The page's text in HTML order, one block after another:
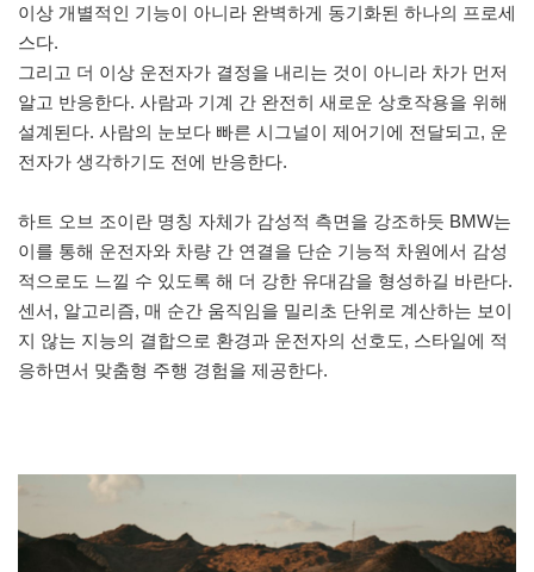
이상 개별적인 기능이 아니라 완벽하게 동기화된 하나의 프로세
스다.
그리고 더 이상 운전자가 결정을 내리는 것이 아니라 차가 먼저
알고 반응한다. 사람과 기계 간 완전히 새로운 상호작용을 위해
설계된다. 사람의 눈보다 빠른 시그널이 제어기에 전달되고, 운
전자가 생각하기도 전에 반응한다.
하트 오브 조이란 명칭 자체가 감성적 측면을 강조하듯 BMW는
이를 통해 운전자와 차량 간 연결을 단순 기능적 차원에서 감성
적으로도 느낄 수 있도록 해 더 강한 유대감을 형성하길 바란다.
센서, 알고리즘, 매 순간 움직임을 밀리초 단위로 계산하는 보이
지 않는 지능의 결합으로 환경과 운전자의 선호도, 스타일에 적
응하면서 맞춤형 주행 경험을 제공한다.